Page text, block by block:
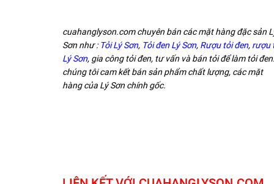
cuahanglyson.com chuyên bán các mặt hàng đặc sản
Sơn như : Tỏi Lý Sơn, Tỏi đen Lý Sơn, Rượu tỏi đen, rượu
Lý Sơn, gia công tỏi đen, tư vấn và bán tỏi để làm tỏi
chúng tôi cam kết bán sản phẩm chất lượng, các mặt
hàng của Lý Sơn chính gốc.